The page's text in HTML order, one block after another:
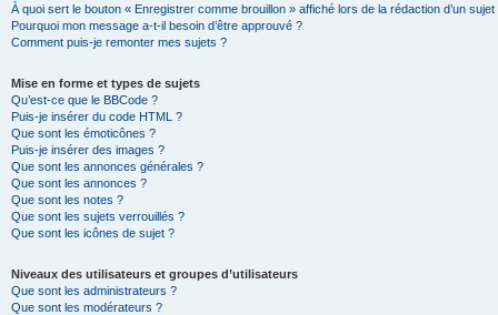
À quoi sert le bouton « Enregistrer comme brouillon » affiché lors de la rédaction d’un sujet
Pourquoi mon message a-t-il besoin d’être approuvé ?
Comment puis-je remonter mes sujets ?
Mise en forme et types de sujets
Qu’est-ce que le BBCode ?
Puis-je insérer du code HTML ?
Que sont les émoticônes ?
Puis-je insérer des images ?
Que sont les annonces générales ?
Que sont les annonces ?
Que sont les notes ?
Que sont les sujets verrouillés ?
Que sont les icônes de sujet ?
Niveaux des utilisateurs et groupes d’utilisateurs
Que sont les administrateurs ?
Que sont les modérateurs ?